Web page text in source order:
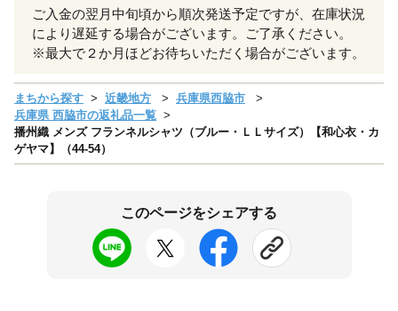
ご入金の翌月中旬頃から順次発送予定ですが、在庫状況
により遅延する場合がございます。ご了承ください。
※最大で２か月ほどお待ちいただく場合がございます。
まちから探す 近畿地方
兵庫県西脇市
兵庫県 西脇市の返礼品一覧
播州織 メンズ フランネルシャツ（ブルー・ＬＬサイズ）【和心衣・カ
ゲヤマ】（44-54）
このページをシェアする